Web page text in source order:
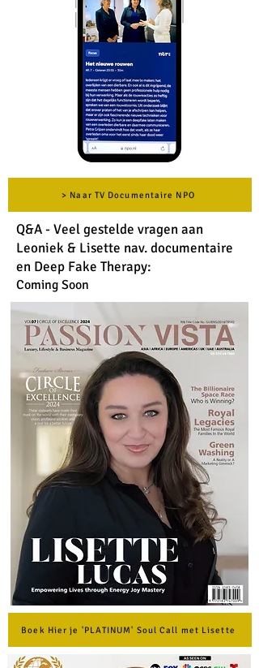
> Naar TV Documentaire NPO
Q&A - Veel gestelde vragen aan
Leoniek & Lisette nav. documentaire
en Deep Fake Therapy:
Coming Soon
Boek Hier je 'PLATINUM' Soul Call met Lisette